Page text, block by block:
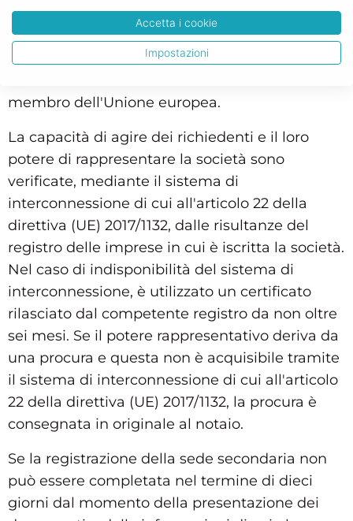
l'inesistenza, a loro carico, delle cause di
ineleggibilità previste dall'articolo 2382 e di
interdizioni dall'ufficio di amministratore
membro dell'Unione europea.
La capacità di agire dei richiedenti e il loro
potere di rappresentare la società sono
verificate, mediante il sistema di
interconnessione di cui all'articolo 22 della
direttiva (UE) 2017/1132, dalle risultanze del
registro delle imprese in cui è iscritta la società.
Nel caso di indisponibilità del sistema di
interconnessione, è utilizzato un certificato
rilasciato dal competente registro da non oltre
sei mesi. Se il potere rappresentativo deriva da
una procura e questa non è acquisibile tramite
il sistema di interconnessione di cui all'articolo
22 della direttiva (UE) 2017/1132, la procura è
consegnata in originale al notaio.
Se la registrazione della sede secondaria non
può essere completata nel termine di dieci
giorni dal momento della presentazione dei
Accetta i cookie
Impostazioni